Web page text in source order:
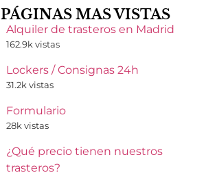
PÁGINAS MAS VISTAS
Alquiler de trasteros en Madrid
162.9k vistas
Lockers / Consignas 24h
31.2k vistas
Formulario
28k vistas
¿Qué precio tienen nuestros
trasteros?